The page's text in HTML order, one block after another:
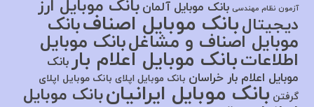
آزمون نظام مهندسی بانک موبایل آلمان بانک موبایل ارز
دیجیتالبانک موبایل اصنافبانک
موبایل اصناف و مشاغلبانک موبایل
اطلاعاتبانک موبایل اعلام باربانک
موبایل اعلام بار خراسان بانک موبایل اپلای بانک موبایل اپلای
گرفتن بانک موبایل ایرانیانبانک موبایل